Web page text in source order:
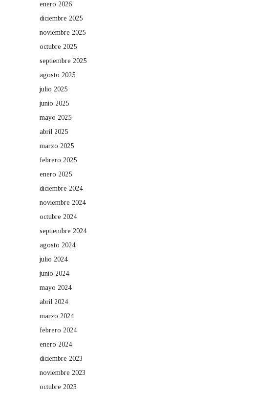
enero 2026
diciembre 2025
noviembre 2025
octubre 2025
septiembre 2025
agosto 2025
julio 2025
junio 2025
mayo 2025
abril 2025
marzo 2025
febrero 2025
enero 2025
diciembre 2024
noviembre 2024
octubre 2024
septiembre 2024
agosto 2024
julio 2024
junio 2024
mayo 2024
abril 2024
marzo 2024
febrero 2024
enero 2024
diciembre 2023
noviembre 2023
octubre 2023